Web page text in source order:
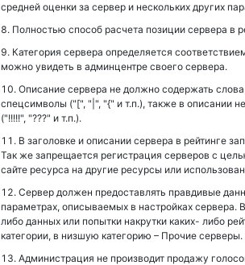
средней оценки за сервер и нескольких других
Полностью способ расчета позиции сервера в
Категория сервера определяется
можно увидеть в админцентре своего сервера.
Описание сервера не должно содержать
спецсимволы ("[", "|", "{" и т.п.), также в описании
("!!!!!", "???" и т.п.).
В заголовке и описании сервера в рейтинге
Так же запрещается регистрация серверов с
сайте ресурса на другие ресурсы или
Сервер должен предоставлять правдивые
параметрах, описываемых в настройках сервера.
либо данных или попытки накрутки каких- либо
категории, в низшую категорию – Прочие серверы.
Администрация не производит продажу